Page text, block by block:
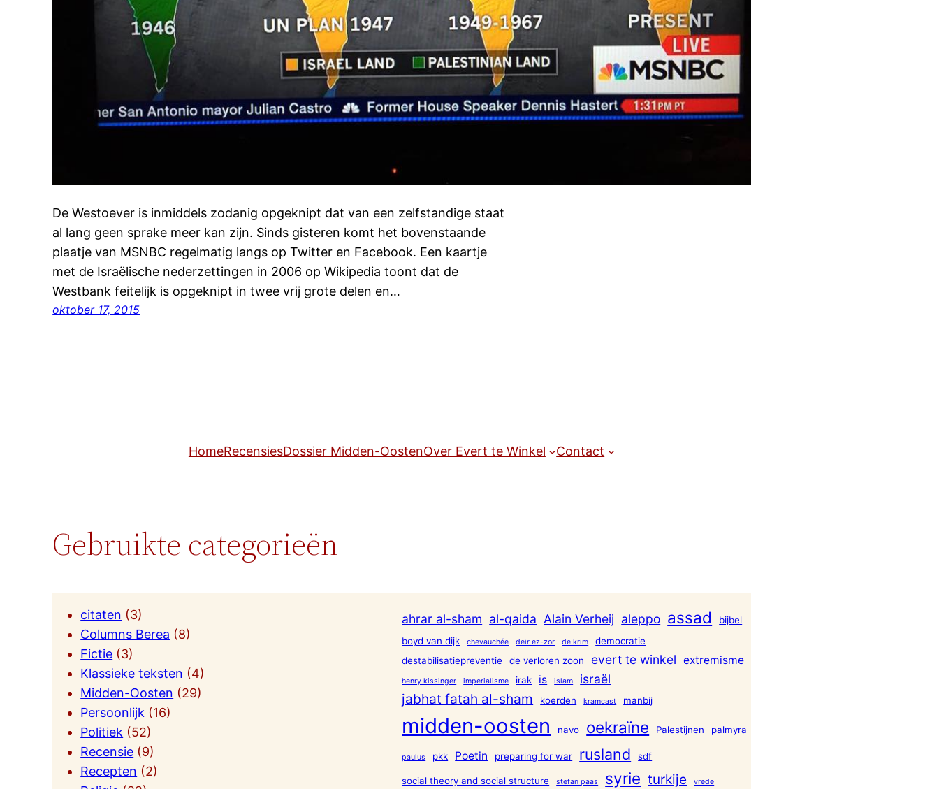
De Westoever is inmiddels zodanig opgeknipt dat van een zelfstandige staat
al lang geen sprake meer kan zijn. Sinds gisteren komt het bovenstaande
plaatje van MSNBC regelmatig langs op Twitter en Facebook. Een kaartje
met de Israëlische nederzettingen in 2006 op Wikipedia toont dat de
Westbank feitelijk is opgeknipt in twee vrij grote delen en…
oktober 17, 2015
HomeRecensiesDossier Midden-OostenOver Evert te Winkel Contact
Gebruikte categorieën
citaten (3)
Columns Berea (8)
Fictie (3)
Klassieke teksten (4)
Midden-Oosten (29)
Persoonlijk (16)
Politiek (52)
Recensie (9)
Recepten (2)
ahrar al-sham al-qaida Alain Verheij aleppo assad
bijbel
boyd van dijk
chevauchée deir ez-zor de krim
democratie
destabilisatiepreventie
de verloren zoon evert te winkel extremisme
henry kissinger imperialisme irak is islam israël
jabhat fatah al-sham koerden kramcast manbij
midden-oosten navo oekraïne Palestijnen palmyra
paulus pkk Poetin preparing for war rusland sdf
social theory and social structure stefan paas syrie turkije vrede